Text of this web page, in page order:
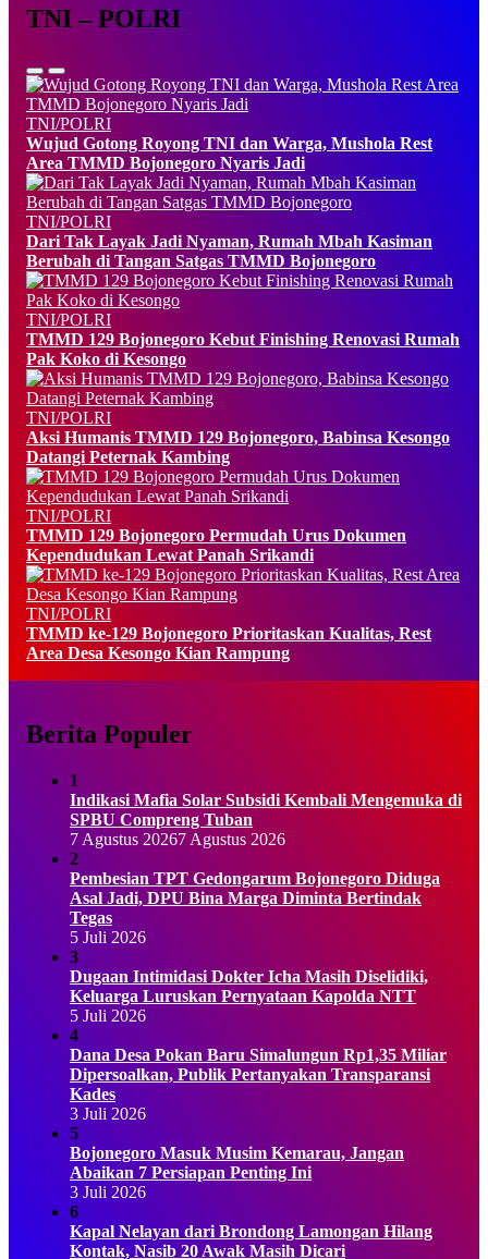
TNI – POLRI
TNI/POLRI
Wujud Gotong Royong TNI dan Warga, Mushola Rest
Area TMMD Bojonegoro Nyaris Jadi
TNI/POLRI
Dari Tak Layak Jadi Nyaman, Rumah Mbah Kasiman
Berubah di Tangan Satgas TMMD Bojonegoro
TNI/POLRI
TMMD 129 Bojonegoro Kebut Finishing Renovasi Rumah
Pak Koko di Kesongo
TNI/POLRI
Aksi Humanis TMMD 129 Bojonegoro, Babinsa Kesongo
Datangi Peternak Kambing
TNI/POLRI
TMMD 129 Bojonegoro Permudah Urus Dokumen
Kependudukan Lewat Panah Srikandi
TNI/POLRI
TMMD ke-129 Bojonegoro Prioritaskan Kualitas, Rest
Area Desa Kesongo Kian Rampung
Berita Populer
1
Indikasi Mafia Solar Subsidi Kembali Mengemuka di
SPBU Compreng Tuban
7 Agustus 20267 Agustus 2026
2
Pembesian TPT Gedongarum Bojonegoro Diduga
Asal Jadi, DPU Bina Marga Diminta Bertindak
Tegas
5 Juli 2026
3
Dugaan Intimidasi Dokter Icha Masih Diselidiki,
Keluarga Luruskan Pernyataan Kapolda NTT
5 Juli 2026
4
Dana Desa Pokan Baru Simalungun Rp1,35 Miliar
Dipersoalkan, Publik Pertanyakan Transparansi
Kades
3 Juli 2026
5
Bojonegoro Masuk Musim Kemarau, Jangan
Abaikan 7 Persiapan Penting Ini
3 Juli 2026
6
Kapal Nelayan dari Brondong Lamongan Hilang
Kontak, Nasib 20 Awak Masih Dicari